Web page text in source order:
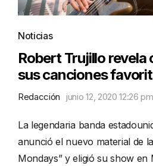
Noticias
Robert Trujillo revela
sus canciones
Redacción junio 12, 2020 12:26 pm
La legendaria banda
anunció el nuevo material de
Mondays” y eligió su show